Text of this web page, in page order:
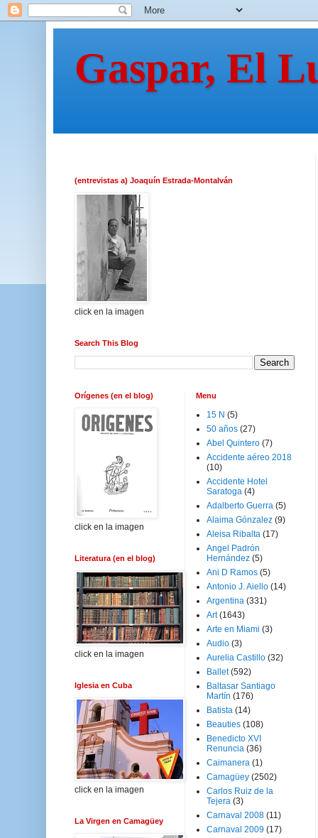
Gaspar, El
(entrevistas a) Joaquín Estrada-Montalván
click en la imagen
Search This Blog
Orígenes (en el blog)
click en la imagen
Literatura (en el blog)
click en la imagen
Iglesia en Cuba
click en la imagen
La Virgen en Camagüey
Menu
15 N (5)
50 años (27)
Abel Quintero (7)
Accidente aéreo 2018
(10)
Accidente Hotel
Saratoga (4)
Adalberto Guerra (5)
Alaima Gónzalez (9)
Aleisa Ribalta (17)
Angel Padrón
Hernández (5)
Ani D Ramos (5)
Antonio J. Aiello (14)
Argentina (331)
Art (1643)
Arte en Miami (3)
Audio (3)
Aurelia Castillo (32)
Ballet (592)
Baltasar Santiago
Martín (176)
Batista (14)
Beauties (108)
Benedicto XVI
Renuncia (36)
Caimanera (1)
Camagüey (2502)
Carlos Ruiz de la
Tejera (3)
Carnaval 2008 (11)
Carnaval 2009 (17)